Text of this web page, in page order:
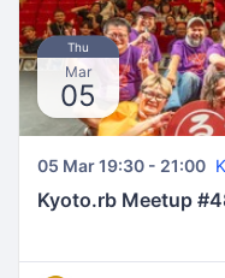
Thu
Mar
05
05 Mar 19:30 - 21:00
Kyoto.rb Meetup